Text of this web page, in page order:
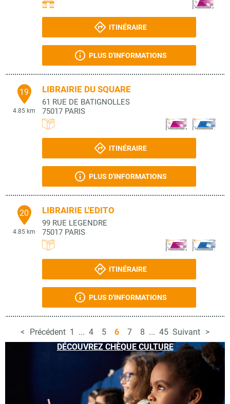
ITINÉRAIRE
PLUS D'INFORMATIONS
19
4.85 km
LIBRAIRIE DU SQUARE
61 RUE DE BATIGNOLLES
75017 PARIS
ITINÉRAIRE
PLUS D'INFORMATIONS
20
4.85 km
LIBRAIRIE L'EDITO
99 RUE LEGENDRE
75017 PARIS
ITINÉRAIRE
PLUS D'INFORMATIONS
Précédent 1 ... 4 5 6 7 8 ... 45 Suivant
DÉCOUVREZ CHÈQUE CULTURE